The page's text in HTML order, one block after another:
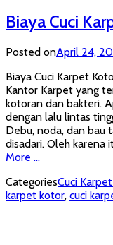
Biaya Cuci
Posted onApril 24,
Biaya Cuci Karpet
Kantor Karpet yang
kotoran dan bakteri.
dengan lalu lintas
Debu, noda, dan bau
disadari. Oleh karena
More …
CategoriesCuci
karpet kotor, cuci